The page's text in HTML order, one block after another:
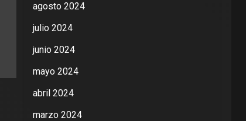
agosto 2024
julio 2024
junio 2024
mayo 2024
abril 2024
marzo 2024